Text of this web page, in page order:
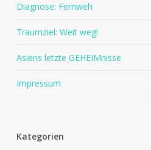
Diagnose: Fernweh
Traumziel: Weit weg!
Asiens letzte GEHEIMnisse
Impressum
Kategorien